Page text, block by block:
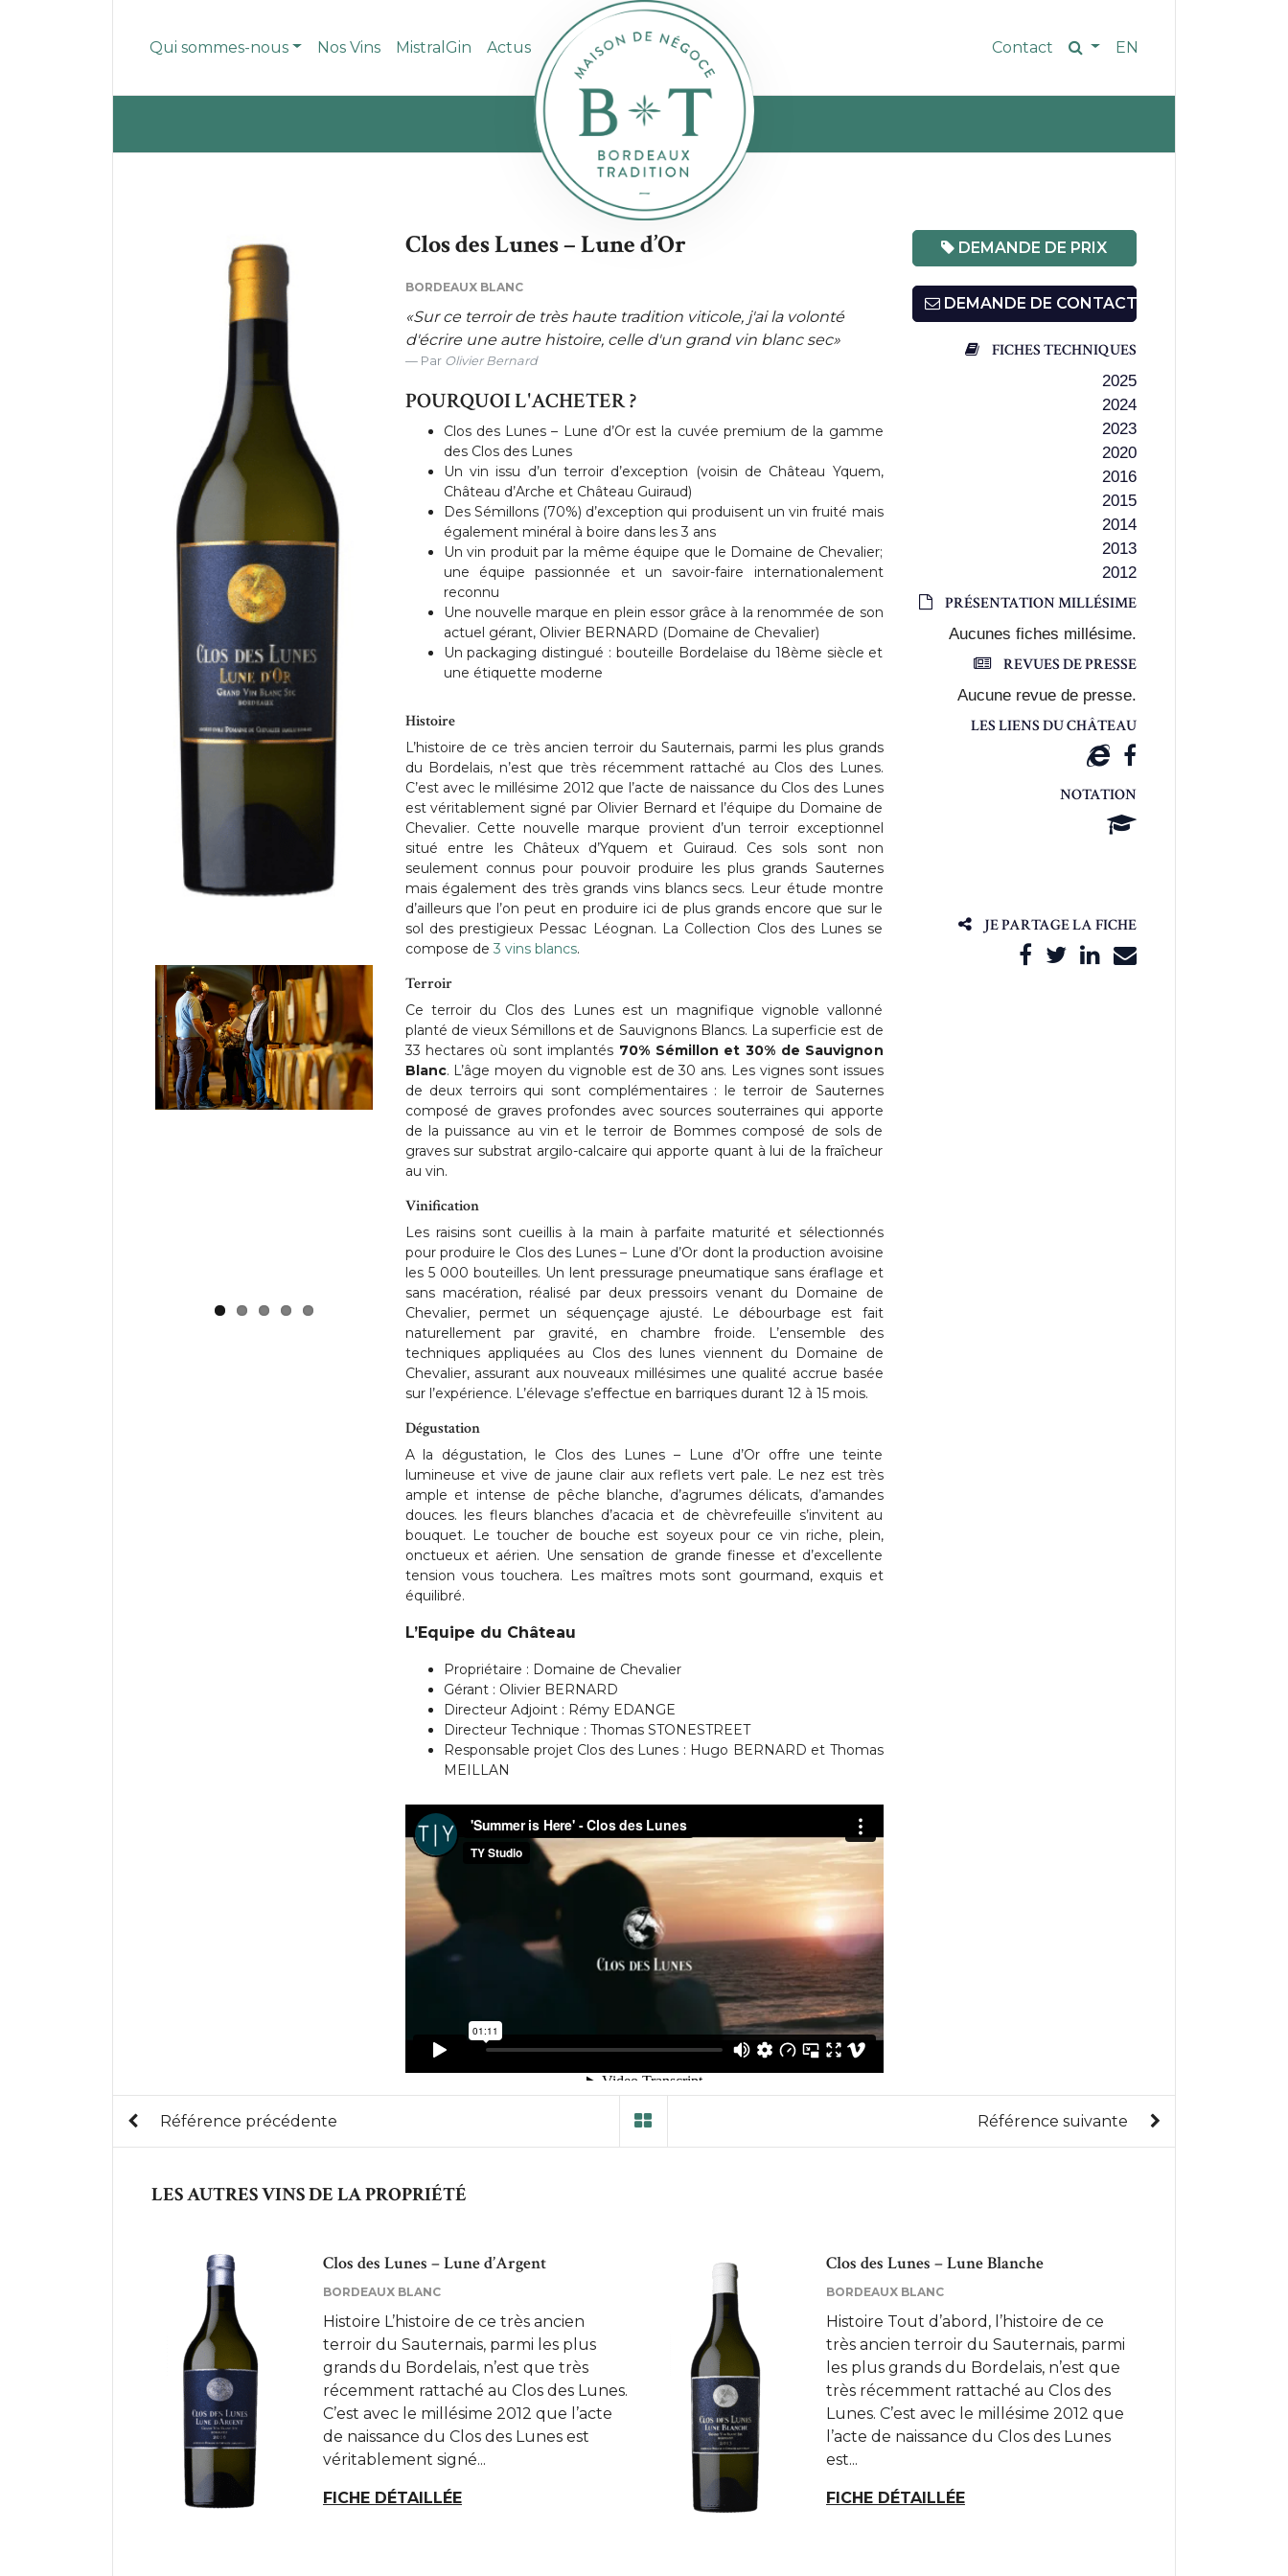
Qui sommes-nous Nos Vins MistralGin Actus Contact EN
Clos des Lunes – Lune d’Or
BORDEAUX BLANC
«Sur ce terroir de très haute tradition viticole, j'ai la volonté
d'écrire une autre histoire, celle d'un grand vin blanc sec»
Par Olivier Bernard
POURQUOI L'ACHETER ?
Clos des Lunes – Lune d’Or est la cuvée premium de la gamme
des Clos des Lunes
Un vin issu d’un terroir d’exception (voisin de Château Yquem,
Château d’Arche et Château Guiraud)
Des Sémillons (70%) d’exception qui produisent un vin fruité mais
également minéral à boire dans les 3 ans
Un vin produit par la même équipe que le Domaine de Chevalier;
une équipe passionnée et un savoir-faire internationalement
reconnu
Une nouvelle marque en plein essor grâce à la renommée de son
actuel gérant, Olivier BERNARD (Domaine de Chevalier)
Un packaging distingué : bouteille Bordelaise du 18ème siècle et
une étiquette moderne
Histoire
L’histoire de ce très ancien terroir du Sauternais, parmi les plus grands
du Bordelais, n’est que très récemment rattaché au Clos des Lunes.
C’est avec le millésime 2012 que l’acte de naissance du Clos des Lunes
est véritablement signé par Olivier Bernard et l’équipe du Domaine de
Chevalier. Cette nouvelle marque provient d’un terroir exceptionnel
situé entre les Châteux d’Yquem et Guiraud. Ces sols sont non
seulement connus pour pouvoir produire les plus grands Sauternes
mais également des très grands vins blancs secs. Leur étude montre
d’ailleurs que l’on peut en produire ici de plus grands encore que sur le
sol des prestigieux Pessac Léognan. La Collection Clos des Lunes se
compose de 3 vins blancs.
Terroir
Ce terroir du Clos des Lunes est un magnifique vignoble vallonné
planté de vieux Sémillons et de Sauvignons Blancs. La superficie est de
33 hectares où sont implantés 70% Sémillon et 30% de Sauvignon
Blanc. L’âge moyen du vignoble est de 30 ans. Les vignes sont issues
de deux terroirs qui sont complémentaires : le terroir de Sauternes
composé de graves profondes avec sources souterraines qui apporte
de la puissance au vin et le terroir de Bommes composé de sols de
graves sur substrat argilo-calcaire qui apporte quant à lui de la fraîcheur
au vin.
Vinification
Les raisins sont cueillis à la main à parfaite maturité et sélectionnés
pour produire le Clos des Lunes – Lune d’Or dont la production avoisine
les 5 000 bouteilles. Un lent pressurage pneumatique sans éraflage et
sans macération, réalisé par deux pressoirs venant du Domaine de
Chevalier, permet un séquençage ajusté. Le débourbage est fait
naturellement par gravité, en chambre froide. L’ensemble des
techniques appliquées au Clos des lunes viennent du Domaine de
Chevalier, assurant aux nouveaux millésimes une qualité accrue basée
sur l’expérience. L’élevage s’effectue en barriques durant 12 à 15 mois.
Dégustation
A la dégustation, le Clos des Lunes – Lune d’Or offre une teinte
lumineuse et vive de jaune clair aux reflets vert pale. Le nez est très
ample et intense de pêche blanche, d’agrumes délicats, d’amandes
douces. les fleurs blanches d’acacia et de chèvrefeuille s’invitent au
bouquet. Le toucher de bouche est soyeux pour ce vin riche, plein,
onctueux et aérien. Une sensation de grande finesse et d’excellente
tension vous touchera. Les maîtres mots sont gourmand, exquis et
équilibré.
L’Equipe du Château
Propriétaire : Domaine de Chevalier
Gérant : Olivier BERNARD
Directeur Adjoint : Rémy EDANGE
Directeur Technique : Thomas STONESTREET
Responsable projet Clos des Lunes : Hugo BERNARD et Thomas
MEILLAN
DEMANDE DE PRIX
DEMANDE DE CONTACT
FICHES TECHNIQUES
2025
2024
2023
2020
2016
2015
2014
2013
2012
PRÉSENTATION MILLÉSIME
Aucunes fiches millésime.
REVUES DE PRESSE
Aucune revue de presse.
LES LIENS DU CHÂTEAU
NOTATION
JE PARTAGE LA FICHE
Référence précédente Référence suivante
LES AUTRES VINS DE LA PROPRIÉTÉ
Clos des Lunes – Lune d’Argent
BORDEAUX BLANC
Histoire L’histoire de ce très ancien
terroir du Sauternais, parmi les plus
grands du Bordelais, n’est que très
récemment rattaché au Clos des Lunes.
C’est avec le millésime 2012 que l’acte
de naissance du Clos des Lunes est
véritablement signé...
FICHE DÉTAILLÉE
Clos des Lunes – Lune Blanche
BORDEAUX BLANC
Histoire Tout d’abord, l’histoire de ce
très ancien terroir du Sauternais, parmi
les plus grands du Bordelais, n’est que
très récemment rattaché au Clos des
Lunes. C’est avec le millésime 2012 que
l’acte de naissance du Clos des Lunes
est...
FICHE DÉTAILLÉE